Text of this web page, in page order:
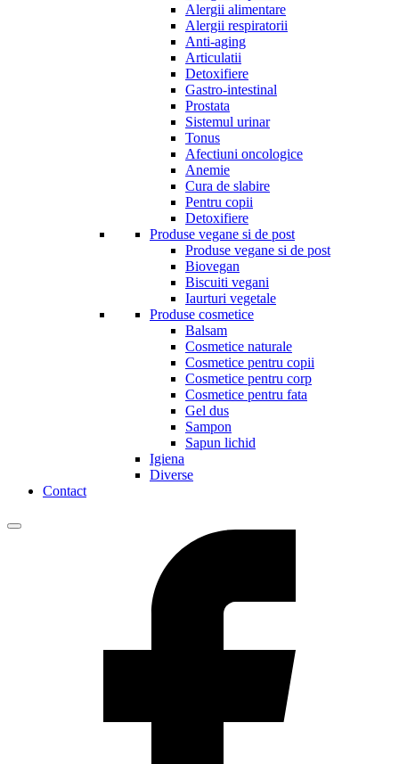
Alergii alimentare
Alergii respiratorii
Anti-aging
Articulatii
Detoxifiere
Gastro-intestinal
Prostata
Sistemul urinar
Tonus
Afectiuni oncologice
Anemie
Cura de slabire
Pentru copii
Detoxifiere
Produse vegane si de post
Produse vegane si de post
Biovegan
Biscuiti vegani
Iaurturi vegetale
Produse cosmetice
Balsam
Cosmetice naturale
Cosmetice pentru copii
Cosmetice pentru corp
Cosmetice pentru fata
Gel dus
Sampon
Sapun lichid
Igiena
Diverse
Contact